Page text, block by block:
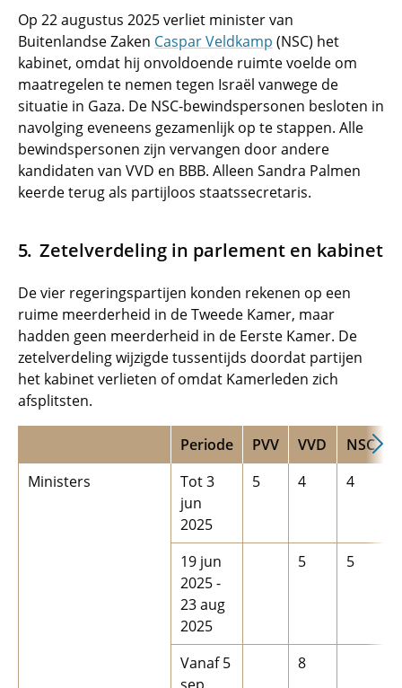
Op 22 augustus 2025 verliet minister van
Buitenlandse Zaken Caspar Veldkamp (NSC) het
kabinet, omdat hij onvoldoende ruimte voelde om
maatregelen te nemen tegen Israël vanwege de
situatie in Gaza. De NSC-bewindspersonen besloten in
navolging eveneens gezamenlijk op te stappen. Alle
bewindspersonen zijn vervangen door andere
kandidaten van VVD en BBB. Alleen Sandra Palmen
keerde terug als partijloos staatssecretaris.
Zetelverdeling in parlement en kabinet
De vier regeringspartijen konden rekenen op een
ruime meerderheid in de Tweede Kamer, maar
hadden geen meerderheid in de Eerste Kamer. De
zetelverdeling wijzigde tussentijds doordat partijen
het kabinet verlieten of omdat Kamerleden zich
afsplitsten.
Periode PVV VVD
NSC
Ministers
Tot 3
jun
2025
5 4 4
19 jun
2025 -
23 aug
2025
5 5
Vanaf 5
8